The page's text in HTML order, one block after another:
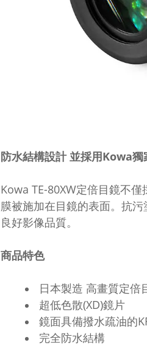
防水結構設計 並採用Kowa獨
Kowa TE-80XW定倍目鏡不
膜被施加在目鏡的表面。抗
良好影像品質。
商品特色
日本製造 高畫質定倍
超低色散(XD)鏡片
鏡面具備撥水疏油的
完全防水結構